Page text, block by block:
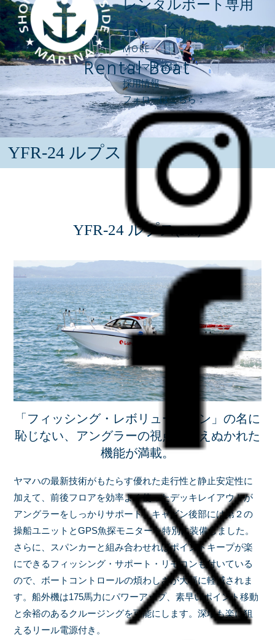
レンタルボート専用
お問い合わせ
MORE
メルマガ登録
採用情報
フォローはこちら：
Rental Boat
YFR-24 ルプス
YFR-24 ルプス (24ft)
「フィッシング・レボリューション」の名に
恥じない、アングラーの視点で考えぬかれた
機能が満載。
ヤマハの最新技術がもたらす優れた走行性と静止安定性に
加えて、前後フロアを効率よく使ったデッキレイアウトが
アングラーをしっかりサポート。キャビン後部には第２の
操船ユニットとGPS魚探モニターを特別に装備しました。
さらに、スパンカーと組み合わせればポイントキープが楽
にできるフィッシング・サポート・リモコンも付いている
ので、ボートコントロールの煩わしさが大幅に軽減されま
す。船外機は175馬力にパワーアップ、素早いポイント移動
と余裕のあるクルージングを可能にします。深場も楽に狙
えるリール電源付き。